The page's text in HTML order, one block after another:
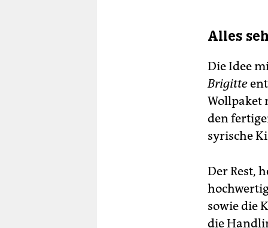
Alles
Die Idee
Brigitte
Wollpaket
den
syrische
Der Rest,
sowie die
die